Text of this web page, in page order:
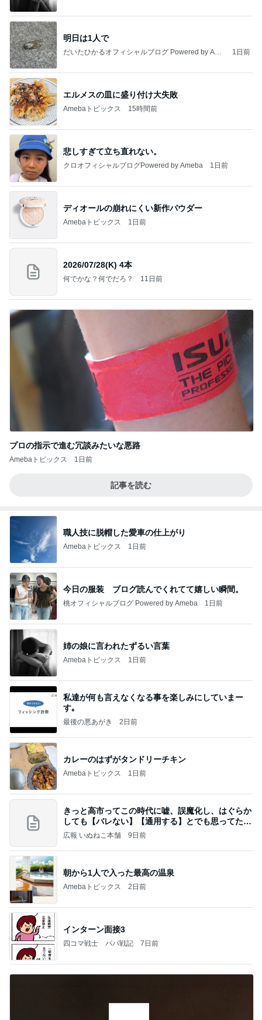
明日は1人で
だいたひかるオフィシャルブログ Powered by Ame
1日前
エルメスの皿に盛り付け大失敗
Amebaトピックス 15時間前
悲しすぎて立ち直れない。
クロオフィシャルブログPowered by Ameba 1日前
ディオールの崩れにくい新作パウダー
Amebaトピックス 1日前
2026/07/28(K) 4本
何でかな？何でだろ？ 11日前
プロの指示で進む冗談みたいな悪路
Amebaトピックス 1日前
記事を読む
職人技に脱帽した愛車の仕上がり
Amebaトピックス 1日前
今日の服装 ブログ読んでくれてて嬉しい瞬間。
桃オフィシャルブログ Powered by Ameba 1日前
姉の娘に言われたずるい言葉
Amebaトピックス 1日前
私達が何も言えなくなる事を楽しみにしていまー
す｡
最後の悪あがき 2日前
カレーのはずがタンドリーチキン
Amebaトピックス 1日前
きっと高市ってこの時代に嘘、誤魔化し、はぐらか
しても【バレない】【通用する】とでも思ってたん
だろ
広報 いぬねこ本舗 9日前
朝から1人で入った最高の温泉
Amebaトピックス 2日前
インターン面接3
四コマ戦士 パパ戦記 7日前